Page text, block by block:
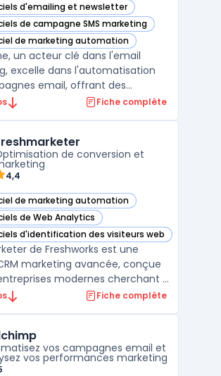
d'emailing et newsletter
dans cette catégorie
de campagne SMS marketing
dans cette catégorie
de marketing automation
dans cette catégorie
un acteur clé dans l'email
excelle dans l'automatisation
email, offrant des
d'automatisation email efficaces
email, Sarbacane facilite la
campagnes email cib ...
Fiche complète
de conversion et
4,4
de marketing automation
dans cette catégorie
de Web Analytics
dans cette catégorie
d'identification des visiteurs web
dans cette catégorie
de Freshworks est une
marketing avancée, conçue
modernes cherchant à
leurs stratégies de marketing
les campagnes marketing,
ainsi une gestion ...
Fiche complète
vos campagnes email et
vos performances marketing